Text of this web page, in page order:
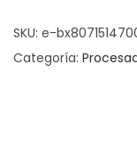
SKU: e-
Categoría: